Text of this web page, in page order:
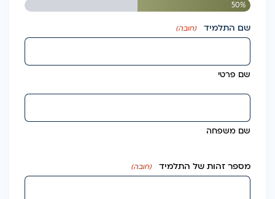
50%
שם התלמיד (חובה)
שם פרטי
שם משפחה
מספר זהות של התלמיד (חובה)